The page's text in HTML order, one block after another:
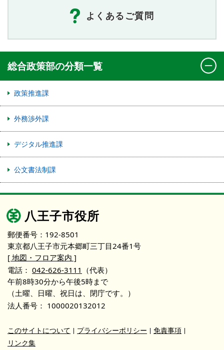
よくあるご質問
総合政策部の分類一覧
政策推進課
外務渉外課
デジタル推進課
公文書法制課
八王子市役所
郵便番号：192-8501
東京都八王子市元本郷町三丁目24番1号
[ 地図・フロア案内 ]
電話： 042-626-3111 （代表）
午前8時30分から午後5時まで
（土曜、日曜、祝日は、閉庁です。）
法人番号： 1000020132012
このサイトについて プライバシーポリシー
免責事項
リンク集